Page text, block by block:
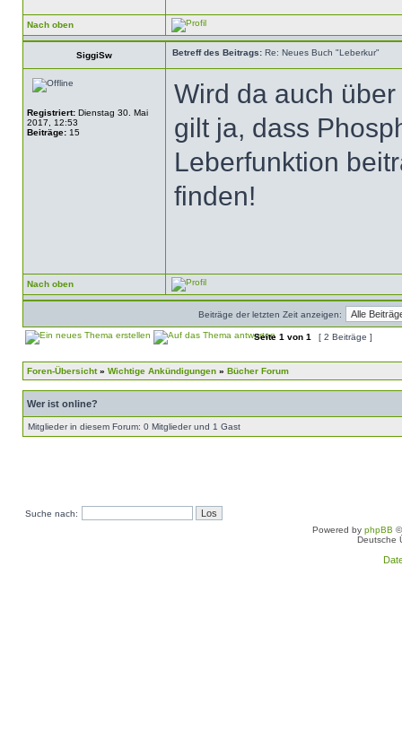
Nach oben
SiggiSw Betreff des Beitrags: Re: Neues Buch "Leberkur"
Registriert: Dienstag 30. Mai
2017, 12:53
Beiträge: 15
Wird da auch über
gilt ja, dass
Leberfunktion
finden!
Nach oben
Beiträge der letzten Zeit anzeigen:
Seite 1 von 1 [ 2 Beiträge ]
Foren-Übersicht» Wichtige Ankündigungen » Bücher Forum
Wer ist online?
Mitglieder in diesem Forum: 0 Mitglieder und 1 Gast
Suche nach:
Powered by phpBB
Deutsche